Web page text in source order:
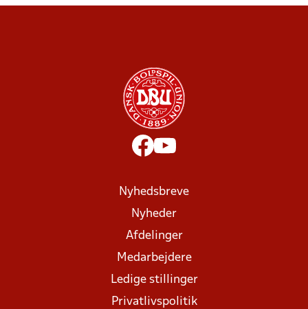
Nyhedsbreve
Nyheder
Afdelinger
Medarbejdere
Ledige stillinger
Privatlivspolitik